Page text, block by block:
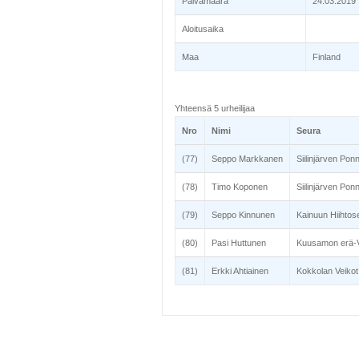
Aloitusaika
Maa Finland
Yhteensä 5 urheilijaa
Nro Nimi Seura
(77) Seppo Markkanen Siilinjärven
(78) Timo Koponen Siilinjärven
(79) Seppo Kinnunen Kainuun
(80) Pasi Huttunen Kuusamon erä-
(81) Erkki Ahtiainen Kokkolan Veikot